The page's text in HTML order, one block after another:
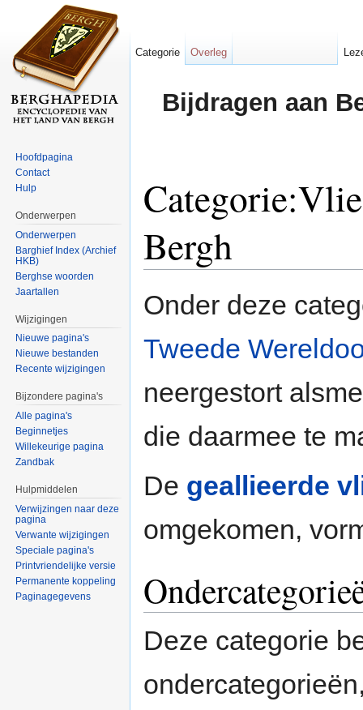
Bijdragen aan
Bergh
Onder deze
Tweede
neergestort
die daarmee te
De geallieerde
omgekomen,
Deze categorie
Categorie Overleg
Hoofdpagina
Contact
Hulp
Onderwerpen
Onderwerpen
Barghief Index (Archief
HKB)
Berghse woorden
Jaartallen
Wijzigingen
Nieuwe pagina's
Nieuwe bestanden
Recente wijzigingen
Bijzondere pagina's
Alle pagina's
Beginnetjes
Willekeurige pagina
Zandbak
Hulpmiddelen
Verwijzingen naar deze
pagina
Verwante wijzigingen
Speciale pagina's
Printvriendelijke versie
Permanente koppeling
Paginagegevens